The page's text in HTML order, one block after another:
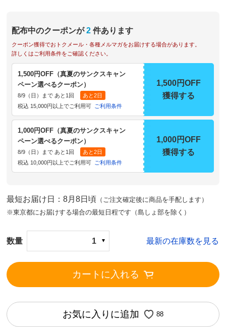
配布中のクーポンが 2 件あります
クーポン獲得でおトクメール・各種メルマガをお届けする場合があります。
詳しくはご利用条件をご確認ください。
1,500円OFF（真夏のサンクスキャン
ペーン選べるクーポン）
8/9（日）まで あと1回
あと2日
税込 15,000円以上でご利用可
ご利用条件
1,500円OFF
獲得する
1,000円OFF（真夏のサンクスキャン
ペーン選べるクーポン）
8/9（日）まで あと1回
あと2日
税込 10,000円以上でご利用可
ご利用条件
1,000円OFF
獲得する
最短お届け日：8月8日頃 （ご注文確定後に商品を手配します）
※東京都にお届けする場合の最短日程です（島しょ部を除く）
数量 1 最新の在庫数を見る
カートに入れる
お気に入りに追加 88